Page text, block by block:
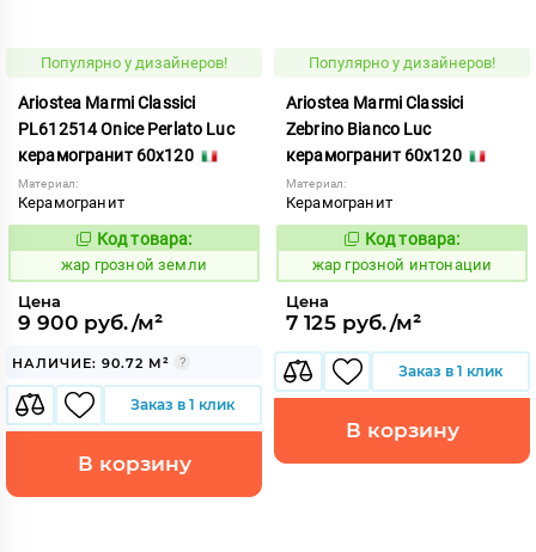
Популярно у дизайнеров!
Ariostea Marmi Classici
PL612514 Onice Perlato Luc
керамогранит 60x120
Материал:
Керамогранит
362155
Код товара:
жар грозной земли
Цена
9 900 руб./м²
НАЛИЧИЕ: 90.72 М²
Заказ в 1 клик
В корзину
Популярно у дизайнеров!
Ariostea Marmi Classici
Zebrino Bianco Luc
керамогранит 60x120
Материал:
Керамогранит
362158
Код товара:
жар грозной интонации
Цена
7 125 руб./м²
Заказ в 1 клик
В корзину